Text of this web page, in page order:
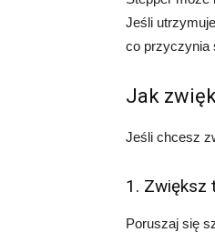
Jeśli
co przyczynia
Jak
Jeśli chcesz
1. Zwiększ
Poruszaj się